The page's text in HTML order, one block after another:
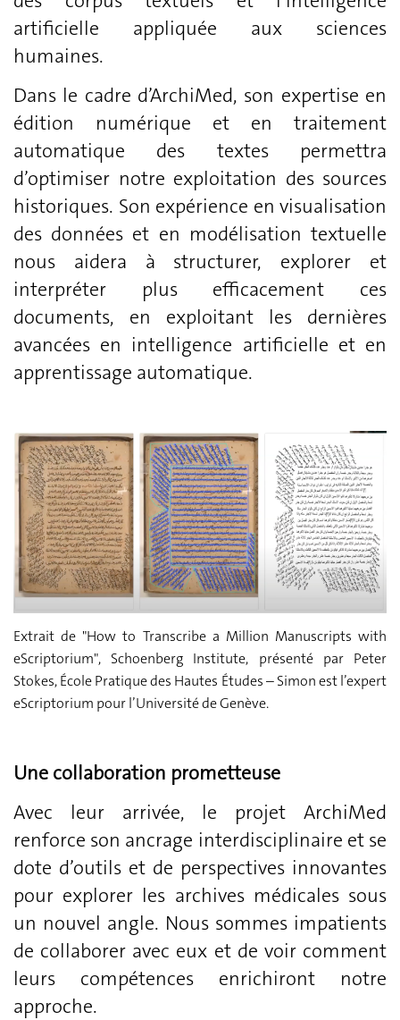
artificielle appliquée aux sciences
humaines.
Dans le cadre d’ArchiMed, son expertise en
édition numérique et en traitement
automatique des textes permettra
d’optimiser notre exploitation des sources
historiques. Son expérience en visualisation
des données et en modélisation textuelle
nous aidera à structurer, explorer et
interpréter plus efficacement ces
documents, en exploitant les dernières
avancées en intelligence artificielle et en
apprentissage automatique.
Extrait de "How to Transcribe a Million Manuscripts with
eScriptorium", Schoenberg Institute, présenté par Peter
Stokes, École Pratique des Hautes Études – Simon est l’expert
eScriptorium pour l’Université de Genève.
Une collaboration prometteuse
Avec leur arrivée, le projet ArchiMed
renforce son ancrage interdisciplinaire et se
dote d’outils et de perspectives innovantes
pour explorer les archives médicales sous
un nouvel angle. Nous sommes impatients
de collaborer avec eux et de voir comment
leurs compétences enrichiront notre
approche.